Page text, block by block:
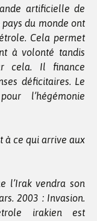
artificielle de
du monde ont
Cela permet
à volonté tandis
cela. Il finance
déficitaires. Le
l’hégémonie
à ce qui arrive aux
l’Irak vendra son
2003 : Invasion.
irakien est